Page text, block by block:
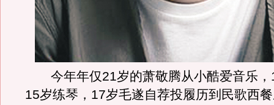
今年年仅21岁的萧敬腾从小酷爱音乐，
15岁练琴，17岁毛遂自荐投履历到民歌西